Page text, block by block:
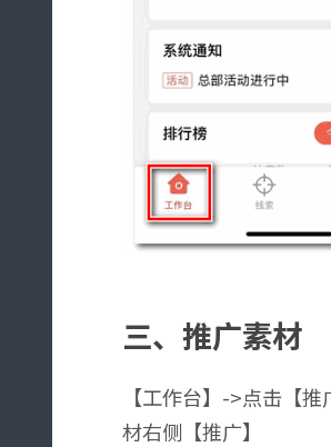
三、推广素材
【工作台】->点击【
材右侧【推广】